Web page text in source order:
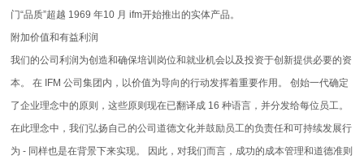
门“品质”超越 1969 年10 月 ifm开始推出的实体产品。
附加价值和有益利润
我们的公司利润为创造和确保培训岗位和就业机会以及投资于创新提供必要的资
本。 在 IFM 公司集团内，以价值为导向的行动发挥着重要作用。 创始一代确定
了企业理念中的原则，这些原则现在已翻译成 16 种语言，并分发给每位员工。
在此理念中，我们弘扬自己的公司道德文化并鼓励员工的负责任和可持续发展行
为 - 同样也是在背景下来实现。 因此，对我们而言，成功的成本管理和道德准则